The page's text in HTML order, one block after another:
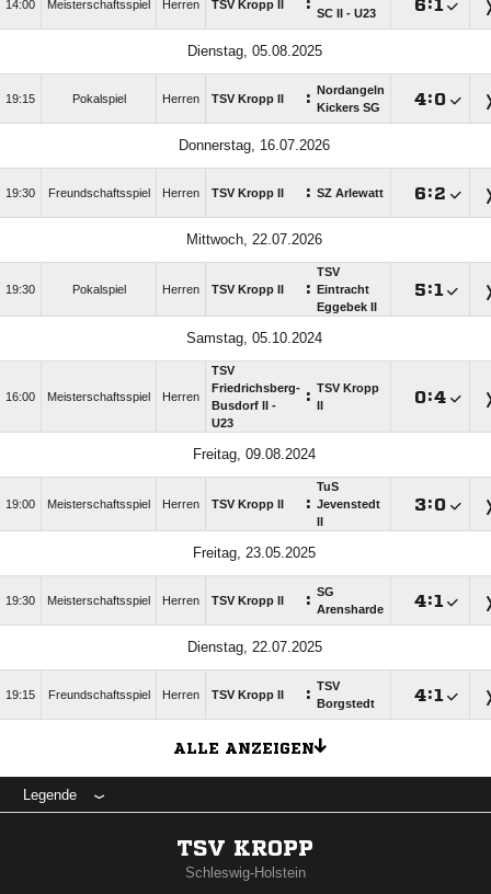
14:00 Meisterschaftsspiel Herren TSV Kropp II : SC II - U23
:
Dienstag, 05.08.2025
19:15 Pokalspiel Herren TSV Kropp II :
Nordangeln
Kickers SG
:
Donnerstag, 16.07.2026
19:30 Freundschaftsspiel Herren TSV Kropp II : SZ Arlewatt :
Mittwoch, 22.07.2026
19:30 Pokalspiel Herren TSV Kropp II :
TSV
Eintracht
Eggebek II
:
Samstag, 05.10.2024
16:00 Meisterschaftsspiel Herren
TSV
Friedrichsberg-
Busdorf II -
U23
: TSV Kropp
:
Freitag, 09.08.2024
19:00 Meisterschaftsspiel Herren TSV Kropp II :
TuS
Jevenstedt
:
Freitag, 23.05.2025
19:30 Meisterschaftsspiel Herren TSV Kropp II : SG
Arensharde
:
Dienstag, 22.07.2025
19:15 Freundschaftsspiel Herren TSV Kropp II : TSV
Borgstedt
:
ALLE ANZEIGEN
Legende
TSV KROPP
Schleswig-Holstein